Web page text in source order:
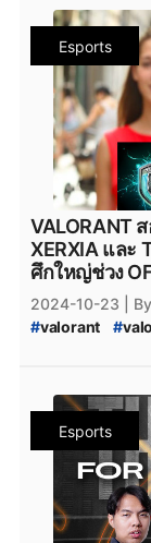
FULLSENSE #
# foxz_valorant
#ptc # PTC #
#mith.valorant
#Team-NKT #
#team_nkt
#
Esports
VALORANT
XERXIA และ
ศึกใหญ่ช่วง
League 2025
2024-10-23
|
#valorant #
Esports